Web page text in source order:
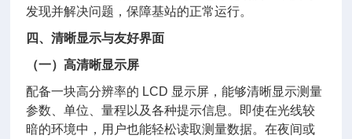
发现并解决问题，保障基站的正常运行。
四、清晰显示与友好界面
（一）高清晰显示屏
配备一块高分辨率的 LCD 显示屏，能够清晰显示测量
参数、单位、量程以及各种提示信息。即使在光线较
暗的环境中，用户也能轻松读取测量数据。在夜间或